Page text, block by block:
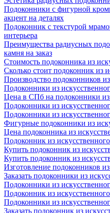
Подоконники с фигурной
акцент на деталях
Подоконник с текстурой
интерьера
Преимущества радиусных
камня на заказ
Стоимость подоконника из
Сколько стоит подоконник из
Производство подоконников
Подоконники из
Цена в СПб на подоконники из
Подоконники из
Подоконники из
Фигурные подоконники из
Цена подоконника из
Подоконник из
Купить подоконник из
Купить подоконник из
Изготовление подоконников
Заказать подоконники из
Подоконники из
Подоконник из
Подоконники из
Заказать подоконник из